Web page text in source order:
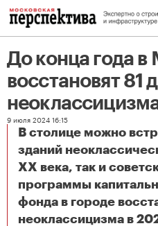
До конца года в
восстановят 81
9 июля 2024 16:15
В столице можно
зданий
XX века, так и
программы
фонда в городе
неоклассицизма в